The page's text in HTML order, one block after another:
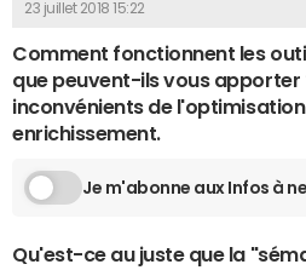
23 juillet 2018 15:22
Comment fonctionnent les
que peuvent-ils vous apporter
inconvénients de
enrichissement.
Je m'abonne aux Infos à
Qu'est-ce au juste que la